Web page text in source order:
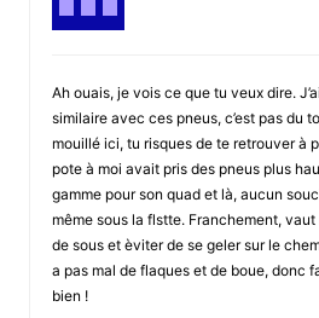
Ah ouais, je vois ce que tu veux dire.
similaire avec ces pneus, c’est pas du
mouillé ici, tu risques de te retrouver à
pote à moi avait pris des pneus plus
gamme pour son quad et là, aucun
même sous la flstte. Franchement,
de sous et èviter de se geler sur le
a pas mal de flaques et de boue, donc
bien !